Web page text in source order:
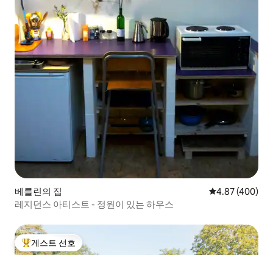
베를린의 집 평점 4.87점(5
4.87 (400)
레지던스 아티스트 - 정원이 있는 하우스
상위 게스트 선호
게스트 선호